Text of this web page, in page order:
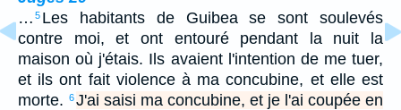
… 5 Les habitants de Guibea se sont soulevés
contre moi, et ont entouré pendant la nuit la
maison où j'étais. Ils avaient l'intention de me tuer,
et ils ont fait violence à ma concubine, et elle est
morte. 6J'ai saisi ma concubine, et je l'ai coupée en